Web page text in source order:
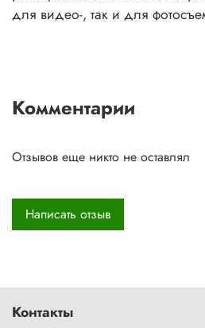
для видео-, так и для
Комментарии
Отзывов еще никто не оставлял
Написать отзыв
Контакты